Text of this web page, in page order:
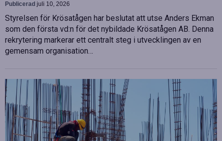
Publicerad juli 10, 2026
Styrelsen för Krösatågen har beslutat att utse Anders Ekman
som den första vd:n för det nybildade Krösatågen AB. Denna
rekrytering markerar ett centralt steg i utvecklingen av en
gemensam organisation…